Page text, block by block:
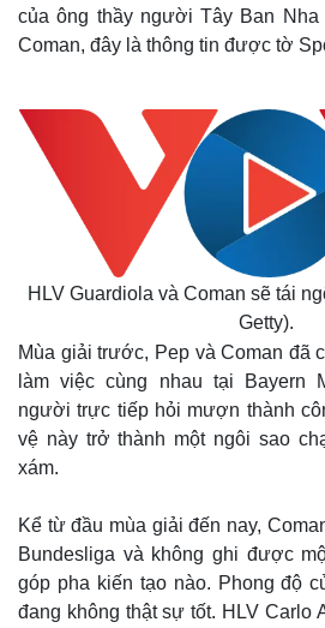
của ông thầy người Tây Ban
Coman, đây là thông tin được tờ
HLV Guardiola và Coman sẽ tái
Getty).
Mùa giải trước, Pep và Coman đã
làm việc cùng nhau tại Bayern
người trực tiếp hỏi mượn thành
vệ này trở thành một ngôi sao
xám.
Kể từ đầu mùa giải đến nay,
Bundesliga và không ghi được
góp pha kiến tạo nào. Phong độ
đang không thật sự tốt. HLV Carlo